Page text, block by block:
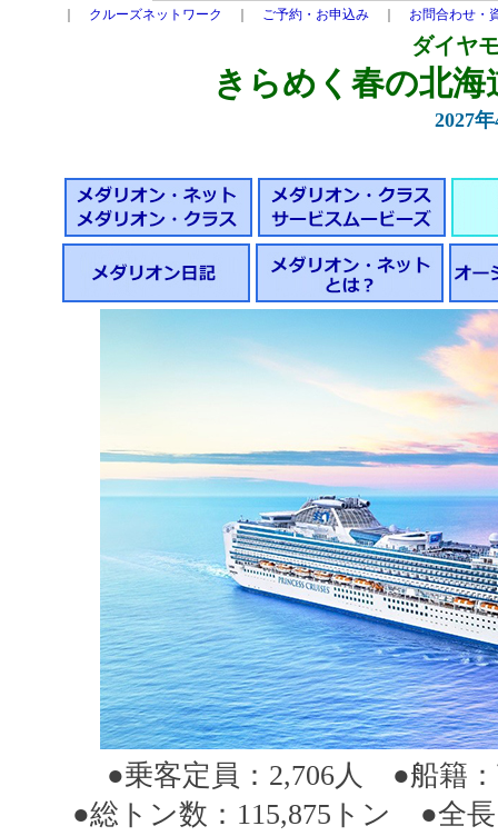
クルーズネットワーク ご予約・お申込み お問合わせ・
ダイヤ
きらめく春の北海
2027
●乗客定員：2,706人 ●船籍
●総トン数：115,875トン ●全